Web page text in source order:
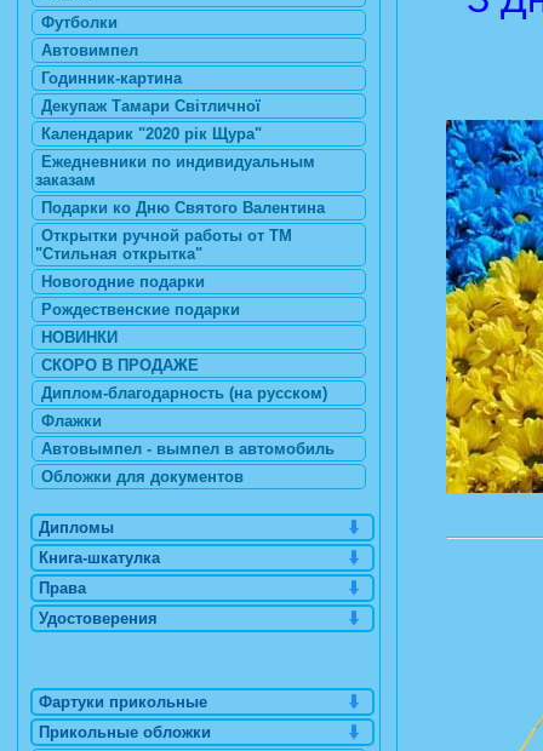
Футболки
Автовимпел
Годинник-картина
Декупаж Тамари Світличної
Календарик "2020 рік Щура"
Ежедневники по индивидуальным
заказам
Подарки ко Дню Святого Валентина
Открытки ручной работы от ТМ
"Стильная открытка"
Новогодние подарки
Рождественские подарки
НОВИНКИ
СКОРО В ПРОДАЖЕ
Диплом-благодарность (на русском)
Флажки
Автовымпел - вымпел в автомобиль
Обложки для документов
Дипломы
Книга-шкатулка
Права
Удостоверения
Фартуки прикольные
Прикольные обложки